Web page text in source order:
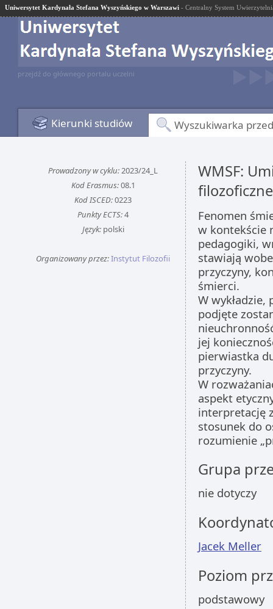
Uniwersytet Kardynała Stefana Wyszyńskiego w Warszawi - Centralny System
przejdź do głównego portalu uczelni
Kierunki studiów Wyszukiwarka
Prowadzony w cyklu:2023/24_L
Kod Erasmus:08.1
Kod ISCED:0223
Punkty ECTS:4
Język:polski
Organizowany przez:Instytut Filozofii
WMSF:
Fenomen
w kontekście
pedagogiki,
stawiają
przyczyny,
śmierci.
W
podjęte
jej
pierwiastka
przyczyny.
W
aspekt
interpretację
stosunek do
rozumienie
Grupa
nie dotyczy
Jacek Meller
Poziom
podstawowy